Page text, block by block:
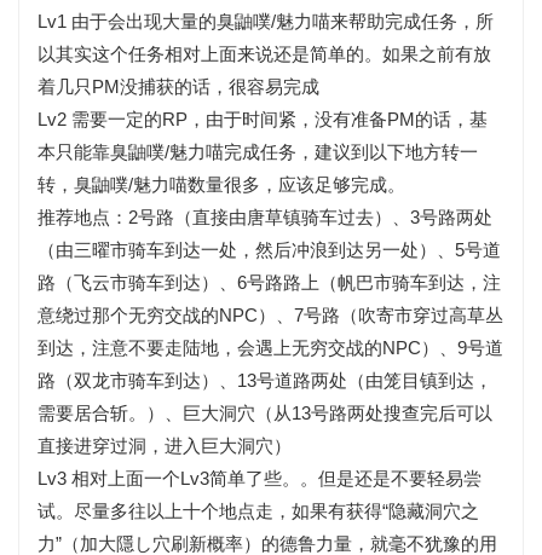
Lv1 由于会出现大量的臭鼬噗/魅力喵来帮助完成任务，所
以其实这个任务相对上面来说还是简单的。如果之前有放
着几只PM没捕获的话，很容易完成
Lv2 需要一定的RP，由于时间紧，没有准备PM的话，基
本只能靠臭鼬噗/魅力喵完成任务，建议到以下地方转一
转，臭鼬噗/魅力喵数量很多，应该足够完成。
推荐地点：2号路（直接由唐草镇骑车过去）、3号路两处
（由三曜市骑车到达一处，然后冲浪到达另一处）、5号道
路（飞云市骑车到达）、6号路路上（帆巴市骑车到达，注
意绕过那个无穷交战的NPC）、7号路（吹寄市穿过高草丛
到达，注意不要走陆地，会遇上无穷交战的NPC）、9号道
路（双龙市骑车到达）、13号道路两处（由笼目镇到达，
需要居合斩。）、巨大洞穴（从13号路两处搜查完后可以
直接进穿过洞，进入巨大洞穴）
Lv3 相对上面一个Lv3简单了些。。但是还是不要轻易尝
试。尽量多往以上十个地点走，如果有获得“隐藏洞穴之
力”（加大隱し穴刷新概率）的德鲁力量，就毫不犹豫的用